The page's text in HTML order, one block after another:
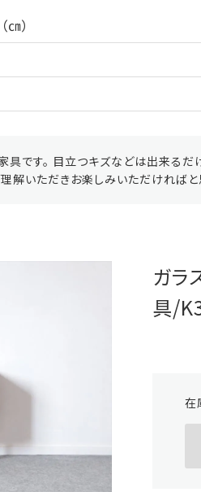
）
具です。 目立つキズなどは出来る
いただきお楽しみいただければと
ガラ
具/
在